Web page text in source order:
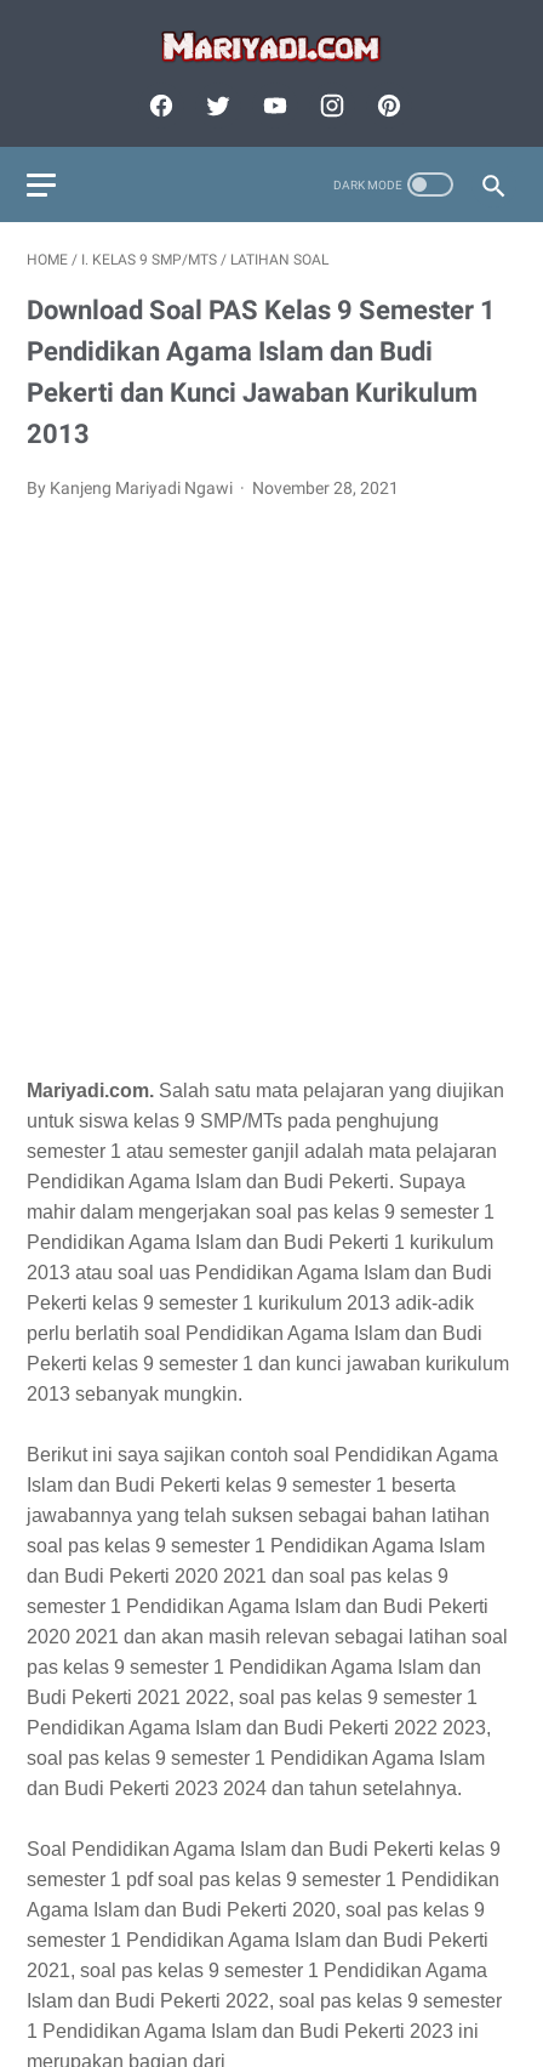
HOME / I. KELAS 9 SMP/MTS / LATIHAN SOAL
Download Soal PAS Kelas 9 Semester 1
Pendidikan Agama Islam dan Budi
Pekerti dan Kunci Jawaban Kurikulum
2013
By Kanjeng Mariyadi Ngawi November 28, 2021
Mariyadi.com. Salah satu mata pelajaran yang diujikan
untuk siswa kelas 9 SMP/MTs pada penghujung
semester 1 atau semester ganjil adalah mata pelajaran
Pendidikan Agama Islam dan Budi Pekerti. Supaya
mahir dalam mengerjakan soal pas kelas 9 semester 1
Pendidikan Agama Islam dan Budi Pekerti 1 kurikulum
2013 atau soal uas Pendidikan Agama Islam dan Budi
Pekerti kelas 9 semester 1 kurikulum 2013 adik-adik
perlu berlatih soal Pendidikan Agama Islam dan Budi
Pekerti kelas 9 semester 1 dan kunci jawaban kurikulum
2013 sebanyak mungkin.
Berikut ini saya sajikan contoh soal Pendidikan Agama
Islam dan Budi Pekerti kelas 9 semester 1 beserta
jawabannya yang telah suksen sebagai bahan latihan
soal pas kelas 9 semester 1 Pendidikan Agama Islam
dan Budi Pekerti 2020 2021 dan soal pas kelas 9
semester 1 Pendidikan Agama Islam dan Budi Pekerti
2020 2021 dan akan masih relevan sebagai latihan soal
pas kelas 9 semester 1 Pendidikan Agama Islam dan
Budi Pekerti 2021 2022, soal pas kelas 9 semester 1
Pendidikan Agama Islam dan Budi Pekerti 2022 2023,
soal pas kelas 9 semester 1 Pendidikan Agama Islam
dan Budi Pekerti 2023 2024 dan tahun setelahnya.
Soal Pendidikan Agama Islam dan Budi Pekerti kelas 9
semester 1 pdf soal pas kelas 9 semester 1 Pendidikan
Agama Islam dan Budi Pekerti 2020, soal pas kelas 9
semester 1 Pendidikan Agama Islam dan Budi Pekerti
2021, soal pas kelas 9 semester 1 Pendidikan Agama
Islam dan Budi Pekerti 2022, soal pas kelas 9 semester
1 Pendidikan Agama Islam dan Budi Pekerti 2023 ini
merupakan bagian dari